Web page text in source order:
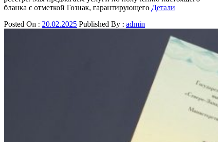
бланка с отметкой Гознак, гарантирующего Детали
Posted On : 20.02.2025 Published By : admin